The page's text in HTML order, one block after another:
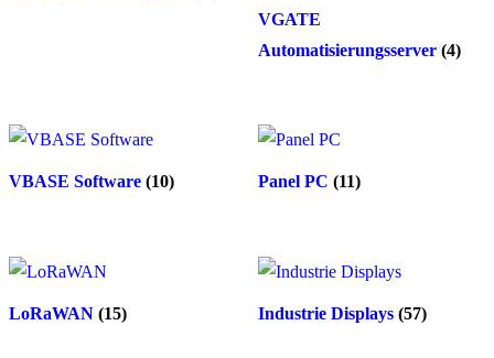
VGATE
Automatisierungsserver (4)
VBASE Software (10) Panel PC (11)
LoRaWAN (15) Industrie Displays (57)